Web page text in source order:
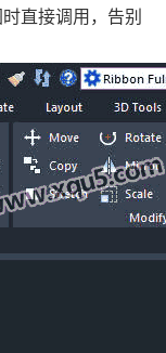
直接调用，告别